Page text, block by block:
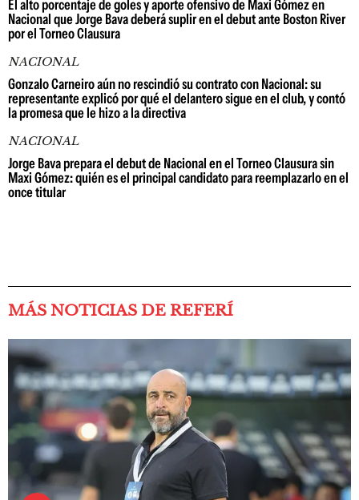
El alto porcentaje de goles y aporte ofensivo de Maxi Gómez en
Nacional que Jorge Bava deberá suplir en el debut ante Boston River
por el Torneo Clausura
NACIONAL
Gonzalo Carneiro aún no rescindió su contrato con Nacional: su
representante explicó por qué el delantero sigue en el club, y contó
la promesa que le hizo a la directiva
NACIONAL
Jorge Bava prepara el debut de Nacional en el Torneo Clausura sin
Maxi Gómez: quién es el principal candidato para reemplazarlo en el
once titular
MÁS NOTICIAS DE REFERÍ